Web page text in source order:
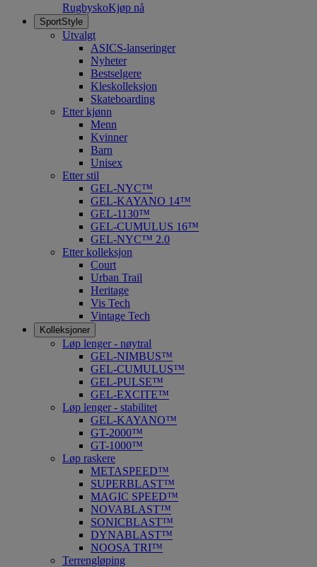
RugbyskoKjøp nå
SportStyle
Utvalgt
ASICS-lanseringer
Nyheter
Bestselgere
Kleskolleksjon
Skateboarding
Etter kjønn
Menn
Kvinner
Barn
Unisex
Etter stil
GEL-NYC™
GEL-KAYANO 14™
GEL-1130™
GEL-CUMULUS 16™
GEL-NYC™ 2.0
Etter kolleksjon
Court
Urban Trail
Heritage
Vis Tech
Vintage Tech
Kolleksjoner
Løp lenger - nøytral
GEL-NIMBUS™
GEL-CUMULUS™
GEL-PULSE™
GEL-EXCITE™
Løp lenger - stabilitet
GEL-KAYANO™
GT-2000™
GT-1000™
Løp raskere
METASPEED™
SUPERBLAST™
MAGIC SPEED™
NOVABLAST™
SONICBLAST™
DYNABLAST™
NOOSA TRI™
Terrengløping